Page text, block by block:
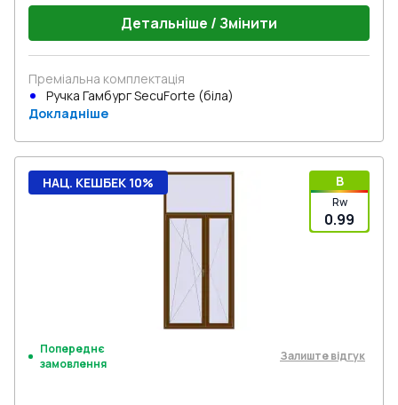
Детальніше / Змінити
Преміальна комплектація
Ручка Гамбург SecuForte (біла)
Докладніше
B
Rw
0.99
НАЦ. КЕШБЕК 10%
Попереднє
замовлення
Залиште відгук